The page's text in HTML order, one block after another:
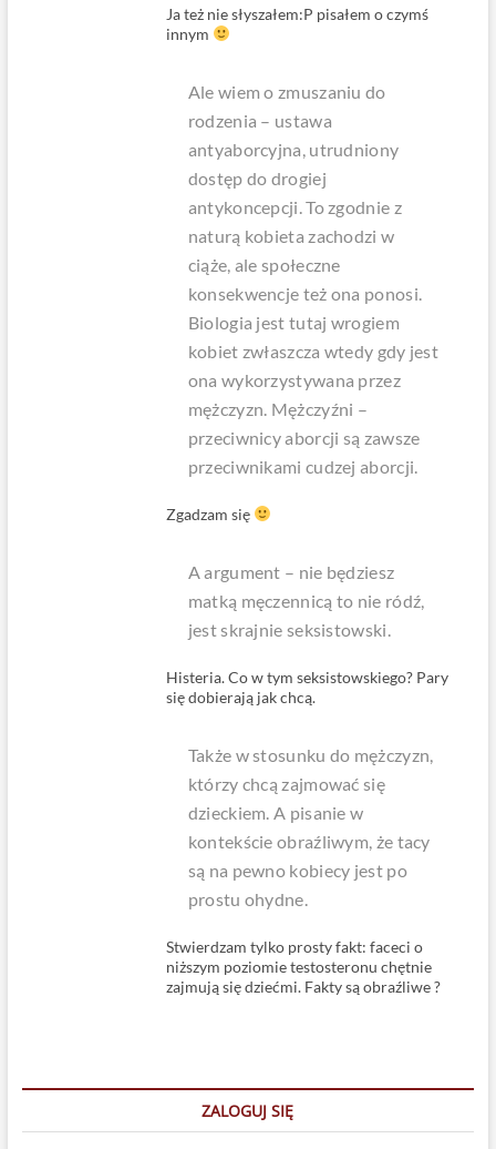
Ja też nie słyszałem:P pisałem o czymś
innym
Ale wiem o zmuszaniu do
rodzenia – ustawa
antyaborcyjna, utrudniony
dostęp do drogiej
antykoncepcji. To zgodnie z
naturą kobieta zachodzi w
ciąże, ale społeczne
konsekwencje też ona ponosi.
Biologia jest tutaj wrogiem
kobiet zwłaszcza wtedy gdy jest
ona wykorzystywana przez
mężczyzn. Mężczyźni –
przeciwnicy aborcji są zawsze
przeciwnikami cudzej aborcji.
Zgadzam się
A argument – nie będziesz
matką męczennicą to nie ródź,
jest skrajnie seksistowski.
Histeria. Co w tym seksistowskiego? Pary
się dobierają jak chcą.
Także w stosunku do mężczyzn,
którzy chcą zajmować się
dzieckiem. A pisanie w
kontekście obraźliwym, że tacy
są na pewno kobiecy jest po
prostu ohydne.
Stwierdzam tylko prosty fakt: faceci o
niższym poziomie testosteronu chętnie
zajmują się dziećmi. Fakty są obraźliwe ?
ZALOGUJ SIĘ